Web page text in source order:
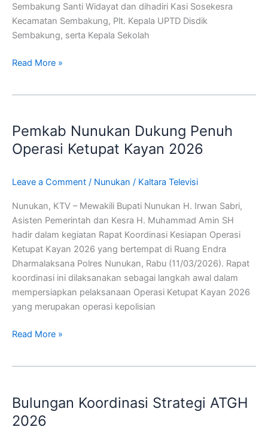
Sembakung Santi Widayat dan dihadiri Kasi Sosekesra
Kecamatan Sembakung, Plt. Kepala UPTD Disdik
Sembakung, serta Kepala Sekolah
Read More »
Pemkab Nunukan Dukung Penuh
Operasi Ketupat Kayan 2026
Leave a Comment / Nunukan / Kaltara Televisi
Nunukan, KTV – Mewakili Bupati Nunukan H. Irwan Sabri,
Asisten Pemerintah dan Kesra H. Muhammad Amin SH
hadir dalam kegiatan Rapat Koordinasi Kesiapan Operasi
Ketupat Kayan 2026 yang bertempat di Ruang Endra
Dharmalaksana Polres Nunukan, Rabu (11/03/2026). Rapat
koordinasi ini dilaksanakan sebagai langkah awal dalam
mempersiapkan pelaksanaan Operasi Ketupat Kayan 2026
yang merupakan operasi kepolisian
Dukung
Penuh
Operasi
Kayan
2026
Read More »
Bulungan Koordinasi Strategi ATGH
2026
Strategi
ATGH